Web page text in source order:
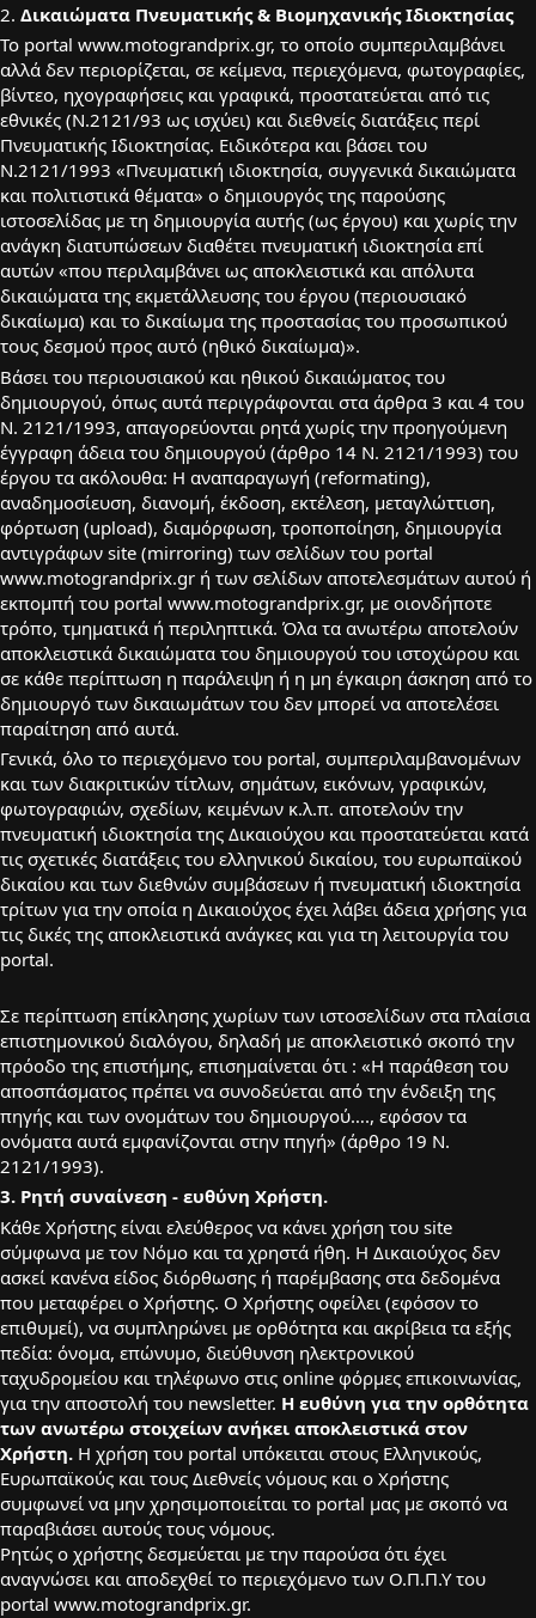
2. Δικαιώματα Πνευματικής & Βιομηχανικής Ιδιοκτησίας
To portal www.motograndprix.gr, το οποίο συμπεριλαμβάνει
αλλά δεν περιορίζεται, σε κείμενα, περιεχόμενα, φωτογραφίες,
βίντεο, ηχογραφήσεις και γραφικά, προστατεύεται από τις
εθνικές (Ν.2121/93 ως ισχύει) και διεθνείς διατάξεις περί
Πνευματικής Ιδιοκτησίας. Ειδικότερα και βάσει του
Ν.2121/1993 «Πνευματική ιδιοκτησία, συγγενικά δικαιώματα
και πολιτιστικά θέματα» ο δημιουργός της παρούσης
ιστοσελίδας με τη δημιουργία αυτής (ως έργου) και χωρίς την
ανάγκη διατυπώσεων διαθέτει πνευματική ιδιοκτησία επί
αυτών «που περιλαμβάνει ως αποκλειστικά και απόλυτα
δικαιώματα της εκμετάλλευσης του έργου (περιουσιακό
δικαίωμα) και το δικαίωμα της προστασίας του προσωπικού
τους δεσμού προς αυτό (ηθικό δικαίωμα)».
Βάσει του περιουσιακού και ηθικού δικαιώματος του
δημιουργού, όπως αυτά περιγράφονται στα άρθρα 3 και 4 του
Ν. 2121/1993, απαγορεύονται ρητά χωρίς την προηγούμενη
έγγραφη άδεια του δημιουργού (άρθρο 14 Ν. 2121/1993) του
έργου τα ακόλουθα: H αναπαραγωγή (reformating),
αναδημοσίευση, διανομή, έκδοση, εκτέλεση, μεταγλώττιση,
φόρτωση (upload), διαμόρφωση, τροποποίηση, δημιουργία
αντιγράφων site (mirroring) των σελίδων του portal
www.motograndprix.gr ή των σελίδων αποτελεσμάτων αυτού ή
εκπομπή του portal www.motograndprix.gr, με οιονδήποτε
τρόπο, τμηματικά ή περιληπτικά. Όλα τα ανωτέρω αποτελούν
αποκλειστικά δικαιώματα του δημιουργού του ιστοχώρου και
σε κάθε περίπτωση η παράλειψη ή η μη έγκαιρη άσκηση από το
δημιουργό των δικαιωμάτων του δεν μπορεί να αποτελέσει
παραίτηση από αυτά.
Γενικά, όλο το περιεχόμενο του portal, συμπεριλαμβανομένων
και των διακριτικών τίτλων, σημάτων, εικόνων, γραφικών,
φωτογραφιών, σχεδίων, κειμένων κ.λ.π. αποτελούν την
πνευματική ιδιοκτησία της Δικαιούχου και προστατεύεται κατά
τις σχετικές διατάξεις του ελληνικού δικαίου, του ευρωπαϊκού
δικαίου και των διεθνών συμβάσεων ή πνευματική ιδιοκτησία
τρίτων για την οποία η Δικαιούχος έχει λάβει άδεια χρήσης για
τις δικές της αποκλειστικά ανάγκες και για τη λειτουργία του
portal.
Σε περίπτωση επίκλησης χωρίων των ιστοσελίδων στα πλαίσια
επιστημονικού διαλόγου, δηλαδή με αποκλειστικό σκοπό την
πρόοδο της επιστήμης, επισημαίνεται ότι : «Η παράθεση του
αποσπάσματος πρέπει να συνοδεύεται από την ένδειξη της
πηγής και των ονομάτων του δημιουργού…., εφόσον τα
ονόματα αυτά εμφανίζονται στην πηγή» (άρθρο 19 Ν.
2121/1993).
3. Ρητή συναίνεση - ευθύνη Χρήστη.
Κάθε Χρήστης είναι ελεύθερος να κάνει χρήση του site
σύμφωνα με τον Νόμο και τα χρηστά ήθη. Η Δικαιούχος δεν
ασκεί κανένα είδος διόρθωσης ή παρέμβασης στα δεδομένα
που μεταφέρει ο Χρήστης. Ο Χρήστης οφείλει (εφόσον το
επιθυμεί), να συμπληρώνει με ορθότητα και ακρίβεια τα εξής
πεδία: όνομα, επώνυμο, διεύθυνση ηλεκτρονικού
ταχυδρομείου και τηλέφωνο στις online φόρμες επικοινωνίας,
για την αποστολή του newsletter. Η ευθύνη για την ορθότητα
των ανωτέρω στοιχείων ανήκει αποκλειστικά στον
Χρήστη. Η χρήση του portal υπόκειται στους Ελληνικούς,
Ευρωπαϊκούς και τους Διεθνείς νόμους και ο Χρήστης
συμφωνεί να μην χρησιμοποιείται το portal μας με σκοπό να
παραβιάσει αυτούς τους νόμους.
Ρητώς o χρήστης δεσμεύεται με την παρούσα ότι έχει
αναγνώσει και αποδεχθεί το περιεχόμενο των Ο.Π.Π.Υ του
portal www.motograndprix.gr.